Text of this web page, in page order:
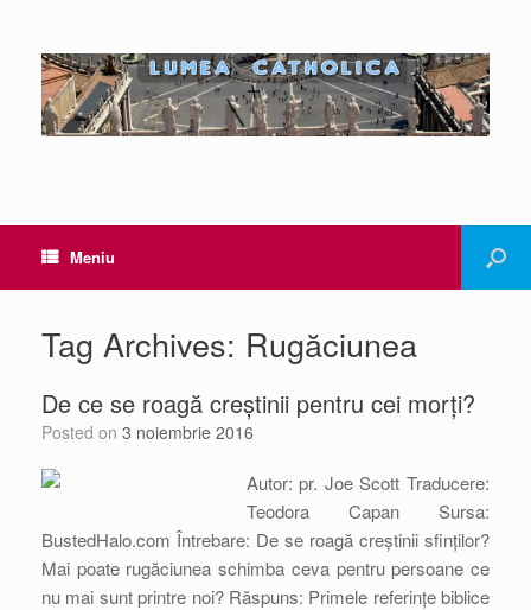
Meniu
Tag Archives: Rugăciunea
De ce se roagă creștinii pentru cei morți?
Posted on 3 noiembrie 2016
Autor: pr. Joe Scott Traducere:
Teodora Capan Sursa:
BustedHalo.com Întrebare: De se roagă creștinii sfinților?
Mai poate rugăciunea schimba ceva pentru persoane ce
nu mai sunt printre noi? Răspuns: Primele referințe biblice